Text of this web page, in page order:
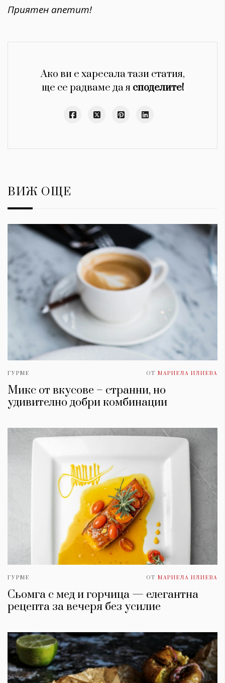
Приятен апетит!
Ако ви е харесала тази статия,
ще се радваме да я споделите!
ВИЖ ОЩЕ
ГУРМЕ ОТ МАРИЕЛА ИЛИЕВА
Микс от вкусове – странни, но
удивително добри комбинации
ГУРМЕ ОТ МАРИЕЛА ИЛИЕВА
Сьомга с мед и горчица — елегантна
рецепта за вечеря без усилие